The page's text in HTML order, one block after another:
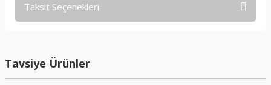
Taksit Seçenekleri
Tavsiye Ürünler